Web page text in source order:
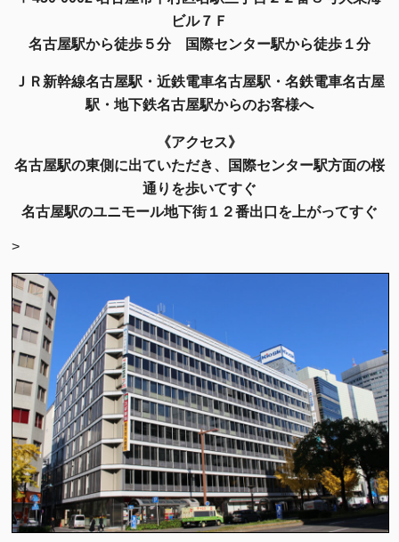
ビル７Ｆ
名古屋駅から徒歩５分 国際センター駅から徒歩１分
ＪＲ新幹線名古屋駅・近鉄電車名古屋駅・名鉄電車名古屋
駅・地下鉄名古屋駅からのお客様へ
《アクセス》
名古屋駅の東側に出ていただき、国際センター駅方面の桜
通りを歩いてすぐ
名古屋駅のユニモール地下街１２番出口を上がってすぐ
>